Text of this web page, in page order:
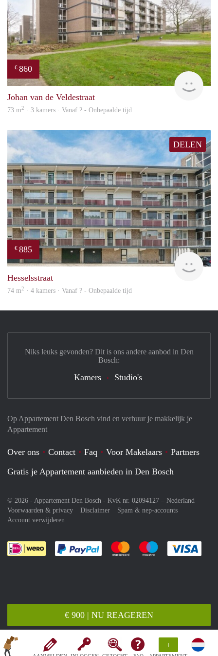
+
€ 900 | NU REAGEREN
€ 860
rent
Johan van de Veldestraat
73 m2 · 3 kamers · Vanaf ? - Onbepaalde tijd
DELEN
€ 885
rent
Hesselsstraat
74 m2 · 4 kamers · Vanaf ? - Onbepaalde tijd
Op Appartement Den Bosch vind en verhuur je makkelijk je
Appartement
Over ons Contact Faq Voor Makelaars
Partners
Gratis je Appartement aanbieden in Den Bosch
© 2026 - Appartement Den Bosch - KvK nr. 02094127 – Nederland
Voorwaarden & privacy
Disclaimer
Spam & nep-accounts
Account verwijderen
Je rekent gemakkelijk af met Paypal
Je rekent gemakkelijk af met
Je rekent
Niks leuks gevonden? Dit is ons andere aanbod in Den
Bosch:
Kamers Studio's